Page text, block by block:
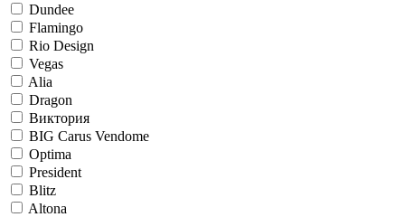
Dundee
Flamingo
Rio Design
Vegas
Alia
Dragon
Виктория
BIG Carus Vendome
Optima
President
Blitz
Altona